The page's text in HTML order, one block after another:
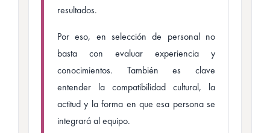
resultados.
Por eso, en selección de personal no
basta con evaluar experiencia y
conocimientos. También es clave
entender la compatibilidad cultural, la
actitud y la forma en que esa persona se
integrará al equipo.